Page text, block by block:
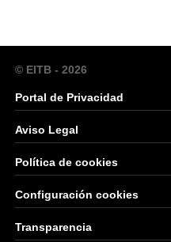
© EITB - 2026
Portal de Privacidad
Aviso Legal
Política de cookies
Configuración cookies
Transparencia